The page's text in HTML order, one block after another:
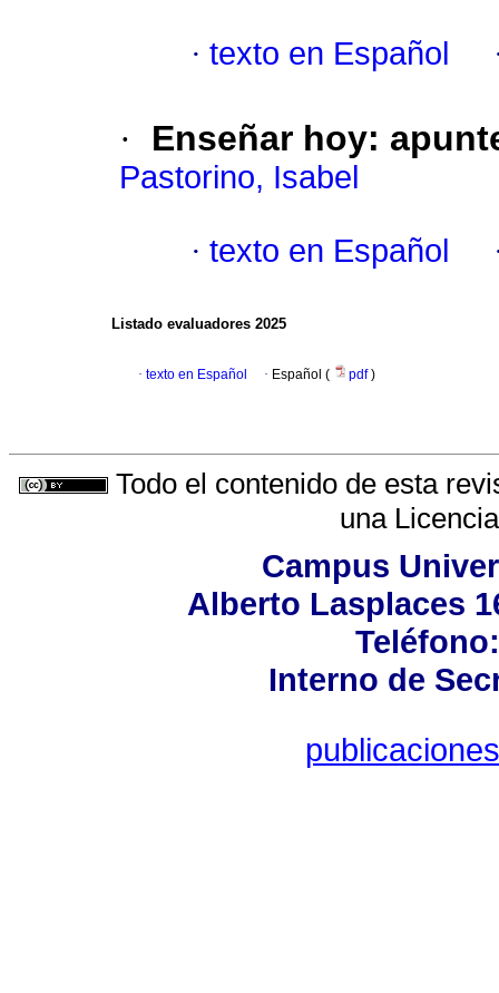
· texto en Español
· Enseñar hoy:
Pastorino, Isabel
· texto en Español
Listado evaluadores 2025
· texto en Español · Español ( pdf)
Todo el contenido de esta
una
Campus
Alberto Lasplaces
Interno de